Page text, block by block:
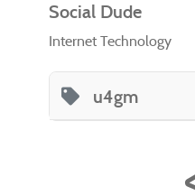
Social Dude
Internet Technology
u4gm